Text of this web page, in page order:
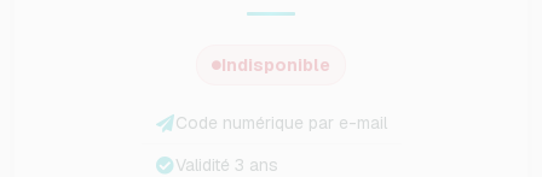
Indisponible
Code numérique par e-mail
Validité 3 ans